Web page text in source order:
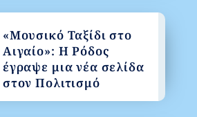
«Μουσικό Ταξίδι στο
Αιγαίο»: Η Ρόδος
έγραψε μια νέα σελίδα
στον Πολιτισμό